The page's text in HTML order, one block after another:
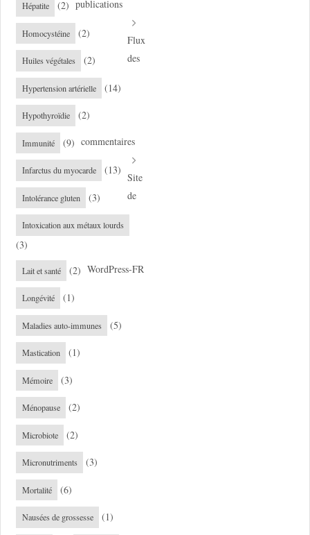
Hépatite (2)
Homocystéine (2)
Huiles végétales (2)
Hypertension artérielle (14)
Hypothyroïdie (2)
Immunité (9)
Infarctus du myocarde (13)
Intolérance gluten (3)
Intoxication aux métaux lourds
(3)
Lait et santé (2)
Longévité (1)
Maladies auto-immunes (5)
Mastication (1)
Mémoire (3)
Ménopause (2)
Microbiote (2)
Micronutriments (3)
Mortalité (6)
Nausées de grossesse (1)
publications
Flux
des
commentaires
Site
de
WordPress-FR